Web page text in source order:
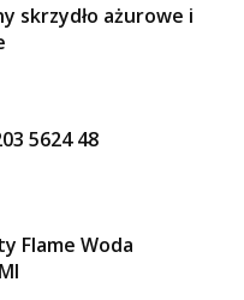
skrzydło ażurowe i
5624 48
Flame Woda